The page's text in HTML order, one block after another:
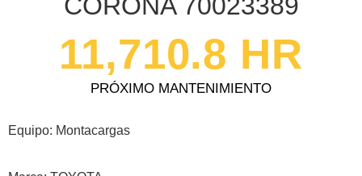
PRÓXIMO MANTENIMIENTO
11,710.8 HR
Equipo: Montacargas